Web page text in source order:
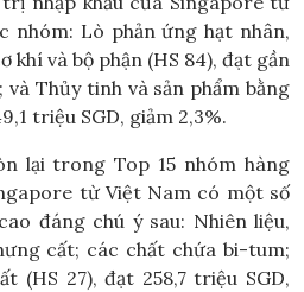
nhóm: Lò phản ứng hạt nhân,
khí và bộ phận (HS 84), đạt gần
và Thủy tinh và sản phẩm bằng
triệu SGD, giảm 2,3%.
lại trong Top 15 nhóm hàng
từ Việt Nam có một số
đáng chú ý sau: Nhiên liệu,
cất; các chất chứa bi-tum;
(HS 27), đạt 258,7 triệu SGD,